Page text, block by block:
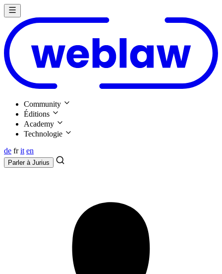
Community
Éditions
Academy
Technologie
de fr it en
Parler à Jurius